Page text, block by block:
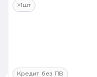
>1шт
Кредит без ПВ